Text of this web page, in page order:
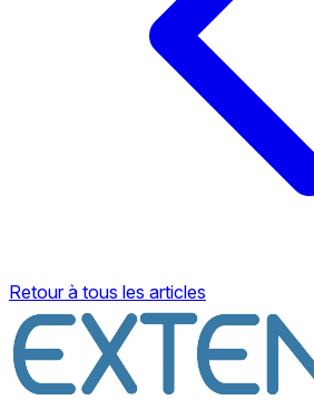
Retour à tous les articles